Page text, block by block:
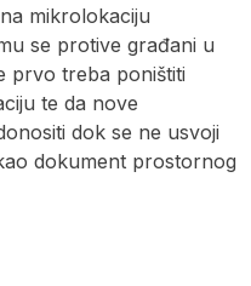
mikrolokaciju
se protive građani u
prvo treba poništiti
te da nove
dok se ne usvoji
dokument prostornog